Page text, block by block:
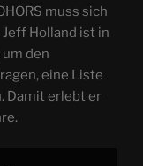
muss sich
Holland ist in
den
eine Liste
Damit erlebt er